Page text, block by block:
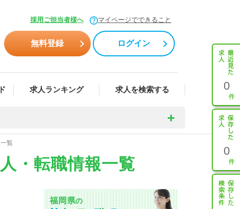
採用ご担当者様へ マイページでできること
無料登録 ログイン
求人ランキング 求人を検索する 0
0
覧
・転職情報一覧
福岡県の